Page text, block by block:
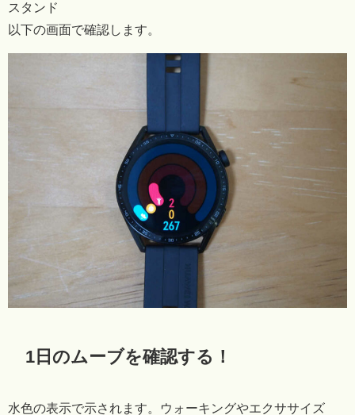
スタンド
以下の画面で確認します。
1日のムーブを確認する！
水色の表示で示されます。ウォーキングやエクササイズ